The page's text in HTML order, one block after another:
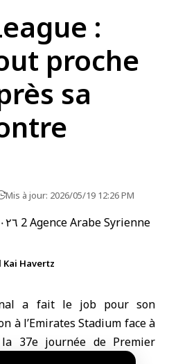
:
proche
sa
Mis à jour: 2026/05/19 12:26 PM
Kai Havertz
a fait le job pour son
à l’Emirates Stadium face à
37e journée de Premier